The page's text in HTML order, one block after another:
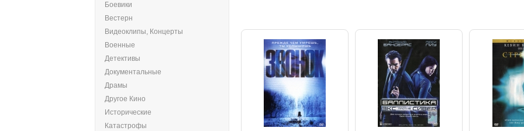
Боевики
Вестерн
Видеоклипы, Концерты
Военные
Детективы
Документальные
Драмы
Другое Кино
Исторические
Катастрофы